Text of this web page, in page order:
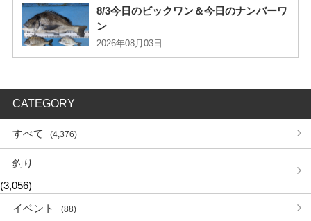
8/3今日のビックワン＆今日のナンバーワ
ン
2026年08月03日
CATEGORY
すべて (4,376)
釣り
(3,056)
イベント
(88)